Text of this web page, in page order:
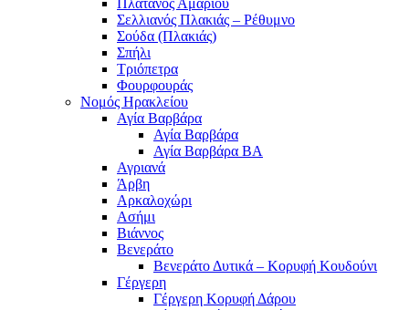
Πλάτανος Αμαρίου
Σελλιανός Πλακιάς – Ρέθυμνο
Σούδα (Πλακιάς)
Σπήλι
Τριόπετρα
Φουρφουράς
Νομός Ηρακλείου
Αγία Βαρβάρα
Αγία Βαρβάρα
Αγία Βαρβάρα ΒΑ
Αγριανά
Άρβη
Αρκαλοχώρι
Ασήμι
Βιάννος
Βενεράτο
Βενεράτο Δυτικά – Κορυφή Κουδούνι
Γέργερη
Γέργερη Κορυφή Δάρου